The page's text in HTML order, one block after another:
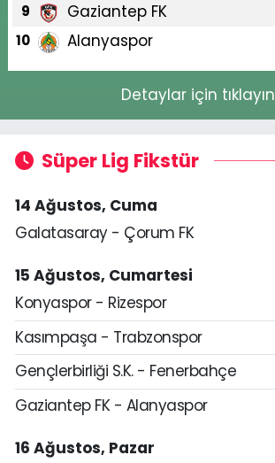
9 Gaziantep FK
10 Alanyaspor
Detaylar için tıklayın
Süper Lig Fikstür
14 Ağustos, Cuma
Galatasaray - Çorum FK
15 Ağustos, Cumartesi
Konyaspor - Rizespor
Kasımpaşa - Trabzonspor
Gençlerbirliği S.K. - Fenerbahçe
Gaziantep FK - Alanyaspor
16 Ağustos, Pazar